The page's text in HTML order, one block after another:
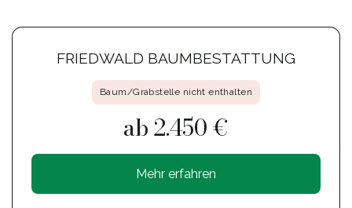
FRIEDWALD BAUMBESTATTUNG
Baum/Grabstelle nicht enthalten
ab 2.450 €
Mehr erfahren